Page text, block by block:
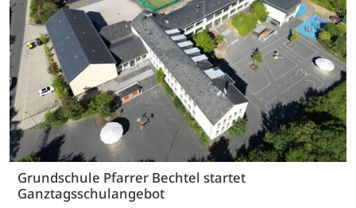
Grundschule Pfarrer Bechtel startet
Ganztagsschulangebot